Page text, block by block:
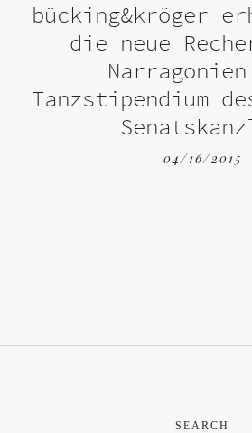
bücking&kröger
die neue
Tanzstipendium
04/16/2015
SEARCH